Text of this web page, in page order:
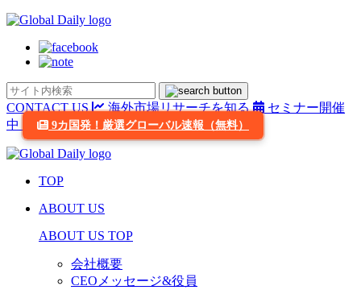
CONTACT US 海外市場リサーチを知る
セミナー開催
中
9カ国発！厳選グローバル速報（無料）
TOP
ABOUT US
ABOUT US TOP
会社概要
CEOメッセージ&役員